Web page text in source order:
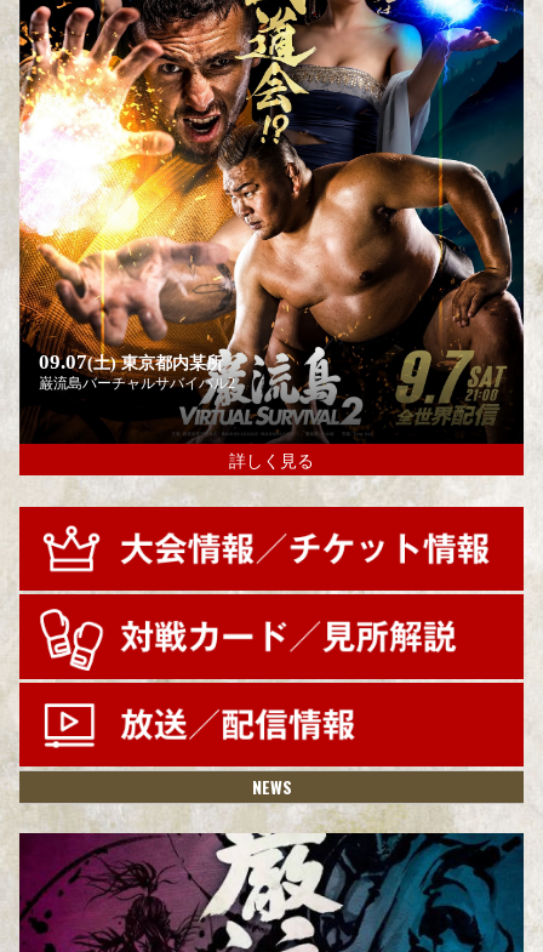
09.07(土)東京都内某所
巌流島バーチャルサバイバル2
詳しく見る
NEWS